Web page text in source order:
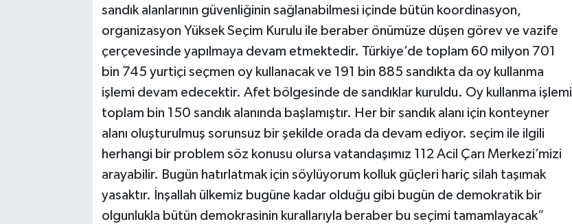
sandık alanlarının güvenliğinin sağlanabilmesi içinde bütün koordinasyon,
organizasyon Yüksek Seçim Kurulu ile beraber önümüze düşen görev ve vazife
çerçevesinde yapılmaya devam etmektedir. Türkiye’de toplam 60 milyon 701
bin 745 yurtiçi seçmen oy kullanacak ve 191 bin 885 sandıkta da oy kullanma
işlemi devam edecektir. Afet bölgesinde de sandıklar kuruldu. Oy kullanma işlemi
toplam bin 150 sandık alanında başlamıştır. Her bir sandık alanı için konteyner
alanı oluşturulmuş sorunsuz bir şekilde orada da devam ediyor. seçim ile ilgili
herhangi bir problem söz konusu olursa vatandaşımız 112 Acil Çarı Merkezi’mizi
arayabilir. Bugün hatırlatmak için söylüyorum kolluk güçleri hariç silah taşımak
yasaktır. İnşallah ülkemiz bugüne kadar olduğu gibi bugün de demokratik bir
olgunlukla bütün demokrasinin kurallarıyla beraber bu seçimi tamamlayacak”